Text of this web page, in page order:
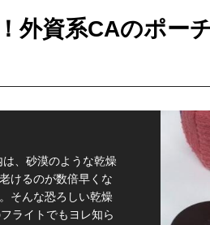
外資系CAのポー
、砂漠のような乾燥
けるのが数倍早くな
そんな恐ろしい乾燥
ライトでもヨレ知ら